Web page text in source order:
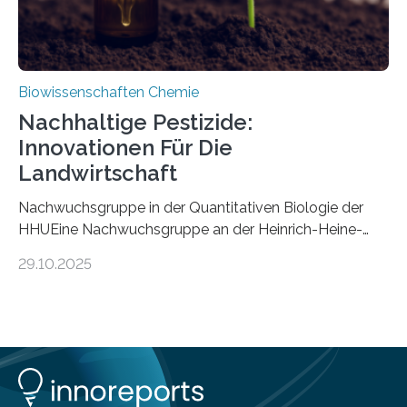
Biowissenschaften Chemie
Nachhaltige Pestizide:
Innovationen Für Die
Landwirtschaft
Nachwuchsgruppe in der Quantitativen Biologie der
HHUEine Nachwuchsgruppe an der Heinrich-Heine-
fünf Jahren erforschen, wie Bakterien auf
Insektenblume. Das Bundesministerium für Forschung,
Technologie und Raumfahrt (BMFTR) fördert das
Projekt im Rahmen der Nationalen
29.10.2025